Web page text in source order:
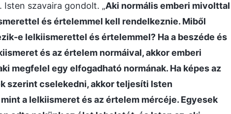
szavaira gondolt. „Aki normális emberi mivolttal
és értelemmel kell rendelkeznie. Miből
e lelkiismerettel és értelemmel? Ha a beszéde és
és az értelem normáival, akkor emberi
megfelel egy elfogadható normának. Ha képes az
szerint cselekedni, akkor teljesíti Isten
a lelkiismeret és az értelem mércéje. Egyesek